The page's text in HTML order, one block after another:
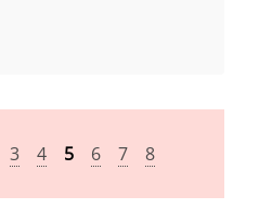
3 4 5 6 7
8